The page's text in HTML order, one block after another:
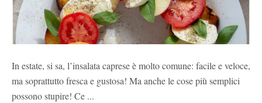
In estate, si sa, l’insalata caprese è molto comune: facile e veloce,
ma soprattutto fresca e gustosa! Ma anche le cose più semplici
possono stupire! Ce ...